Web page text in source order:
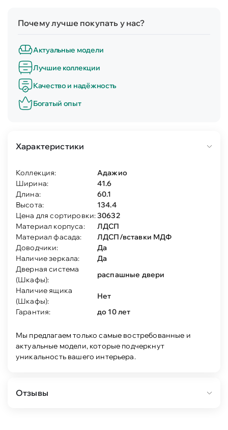
Почему лучше покупать у нас?
Актуальные модели
Лучшие коллекции
Качество и надёжность
Богатый опыт
Характеристики
Коллекция:
Адажио
Ширина:
41.6
Длина:
60.1
Высота:
134.4
Цена для сортировки:30632
Материал корпуса:
ЛДСП
Материал фасада:
ЛДСП/вставки МДФ
Доводчики:
Да
Наличие зеркала:
Да
Дверная система
(Шкафы):
распашные двери
Наличие ящика
(Шкафы):
Нет
Гарантия:
до 10 лет
Мы предлагаем только самые востребованные и
актуальные модели, которые подчеркнут
уникальность вашего интерьера.
Отзывы